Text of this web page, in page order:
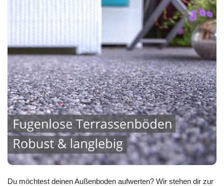
Du möchtest deinen Außenboden aufwerten? Wir stehen dir zur